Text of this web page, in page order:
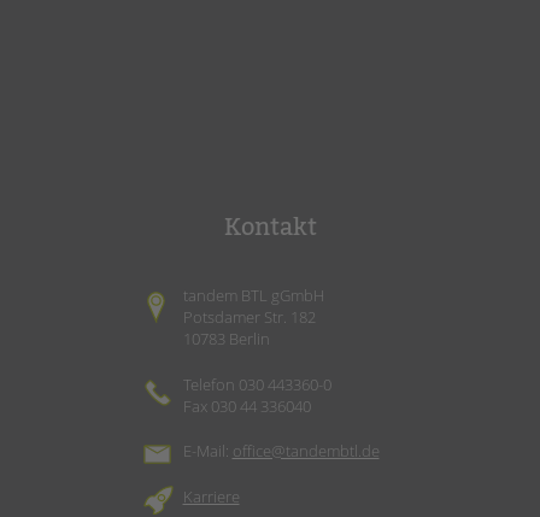
Kontakt
tandem BTL gGmbH
Potsdamer Str. 182
10783 Berlin
Telefon 030 443360-0
Fax 030 44 336040
E-Mail: office@tandembtl.de
Karriere